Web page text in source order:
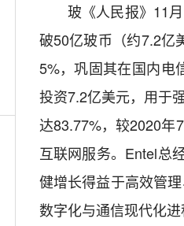
玻《人民报》11
破50亿玻币（约7.2亿
5%，巩固其在国内电
投资7.2亿美元，用于
达83.77%，较2020年
互联网服务。Entel总
健增长得益于高效管
数字化与通信现代化进